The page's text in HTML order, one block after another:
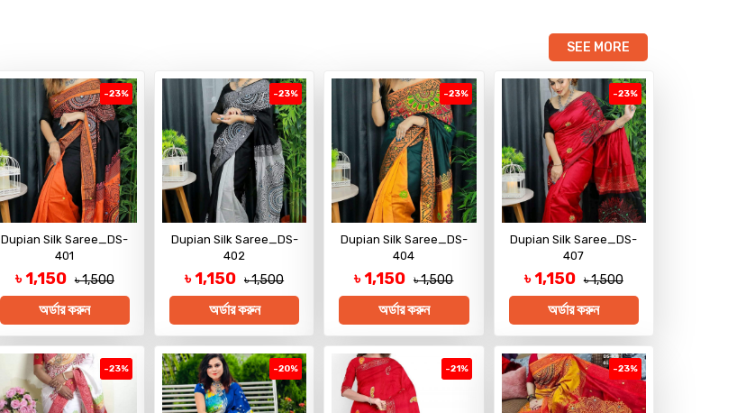
SEE MORE
-23%
Dupian Silk Saree_DS-
401
৳ 1,150 ৳ 1,500
অর্ডার করুন
-23%
Dupian Silk Saree_DS-
402
৳ 1,150 ৳ 1,500
অর্ডার করুন
-23%
Dupian Silk Saree_DS-
404
৳ 1,150 ৳ 1,500
অর্ডার করুন
-23%
Dupian Silk Saree_DS-
407
৳ 1,150 ৳ 1,500
অর্ডার করুন
-23% -20% -21% -23%